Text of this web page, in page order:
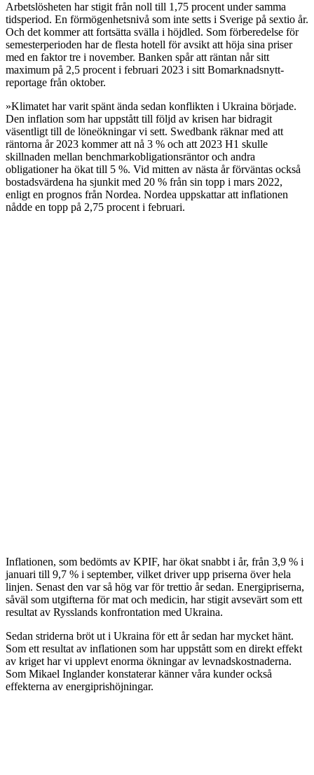
Arbetslösheten har stigit från noll till 1,75 procent under samma
tidsperiod. En förmögenhetsnivå som inte setts i Sverige på sextio år.
Och det kommer att fortsätta svälla i höjdled. Som förberedelse för
semesterperioden har de flesta hotell för avsikt att höja sina priser
med en faktor tre i november. Banken spår att räntan når sitt
maximum på 2,5 procent i februari 2023 i sitt Bomarknadsnytt-
reportage från oktober.
»Klimatet har varit spänt ända sedan konflikten i Ukraina började.
Den inflation som har uppstått till följd av krisen har bidragit
väsentligt till de löneökningar vi sett. Swedbank räknar med att
räntorna år 2023 kommer att nå 3 % och att 2023 H1 skulle
skillnaden mellan benchmarkobligationsräntor och andra
obligationer ha ökat till 5 %. Vid mitten av nästa år förväntas också
bostadsvärdena ha sjunkit med 20 % från sin topp i mars 2022,
enligt en prognos från Nordea. Nordea uppskattar att inflationen
nådde en topp på 2,75 procent i februari.
Inflationen, som bedömts av KPIF, har ökat snabbt i år, från 3,9 % i
januari till 9,7 % i september, vilket driver upp priserna över hela
linjen. Senast den var så hög var för trettio år sedan. Energipriserna,
såväl som utgifterna för mat och medicin, har stigit avsevärt som ett
resultat av Rysslands konfrontation med Ukraina.
Sedan striderna bröt ut i Ukraina för ett år sedan har mycket hänt.
Som ett resultat av inflationen som har uppstått som en direkt effekt
av kriget har vi upplevt enorma ökningar av levnadskostnaderna.
Som Mikael Inglander konstaterar känner våra kunder också
effekterna av energiprishöjningar.